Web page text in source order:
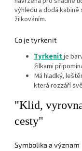
výhledu a dodá
žilkováním.
Co je tyrkenit
Tyrkenitje
žilkami
Má hladký,
která rozzáří
"Klid,
cesty"
Symbolika a význam